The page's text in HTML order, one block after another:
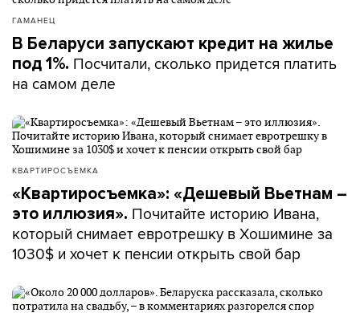
ГАМАНЕЦ
В Беларуси запускают кредит на жилье
под 1%. Посчитали, сколько придется платить
на самом деле
КВАРТИРОСЪЕМКА
«Квартиросъемка»: «Дешевый Вьетнам –
это иллюзия». Почитайте историю Ивана,
который снимает евротрешку в Хошимине за
1030$ и хочет к пенсии открыть свой бар